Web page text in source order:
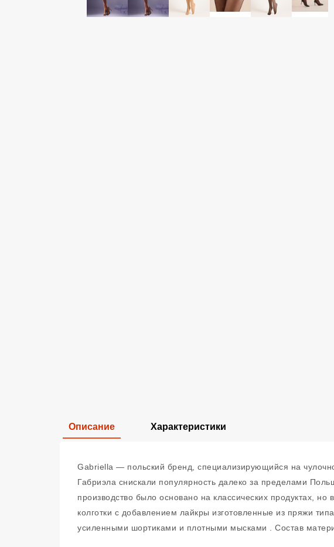
Описание Характеристики
Gabriella — польский бренд, специализирующийся на
Габриэла снискали популярность далеко за пределами
производство было основано на классических продуктах,
колготки с добавлением лайкры изготовленные из пряжи
усиленными шортиками и плотными мысками . Состав